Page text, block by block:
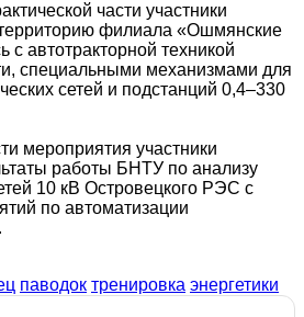
части участники
филиала «Ошмянские
с автотракторной техникой
специальными механизмами для
сетей и подстанций 0,4–330
мероприятия участники
работы БНТУ по анализу
10 кВ Островецкого РЭС с
по автоматизации
паводок тренировка энергетики